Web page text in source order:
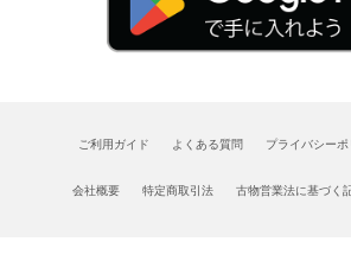
ご利用ガイド よくある質問 プライバシーポ
会社概要 特定商取引法 古物営業法に基づく